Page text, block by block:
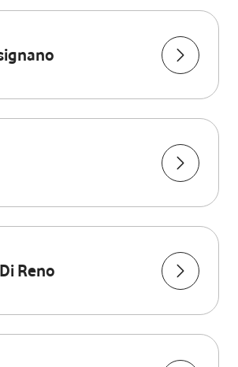
Reno